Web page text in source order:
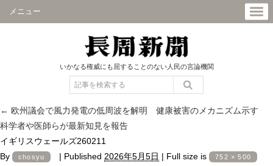
メニュー
いかなる権威にも屈することのない人民の言論機関
← 欧州議会で風力発電の低周波を解明 健康被害のメカニズム示す
科学者や医師らが最新知見を報告
イギリスウェールズ260211
By
chosyu | Published 2026年5月5日 | Full size is 752 × 500